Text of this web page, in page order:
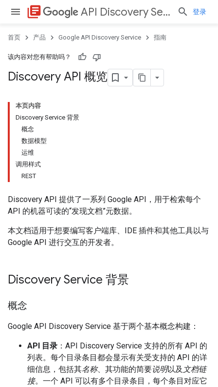
library_books API Discovery Service 登录
首页 产品 Google API Discovery Service 指南
该内容对您有帮助吗？
Discovery API 概览
本页内容
Discovery Service 背景
概念
数据模型
运维
调用样式
REST
Discovery API 提供了一系列 Google API，用于检索每个
API 的机器可读的“发现文档”元数据。
本文档适用于想要编写客户端库、IDE 插件和其他工具以与
Google API 进行交互的开发者。
Discovery Service 背景
概念
Google API Discovery Service 基于两个基本概念构建：
API 目录 ：API Discovery Service 支持的所有 API 的
列表。每个目录条目都会显示有关受支持的 API 的详
细信息，包括其名称、其功能的简要说明以及 文档链
接。一个 API 可以有多个目录条目，每个条目对应它